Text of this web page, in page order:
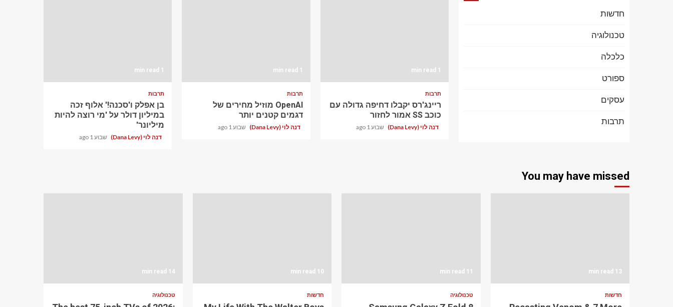
1 min read
תרבות
ריינג'רס יקבלו דחיפה גדולה עם
כוכב SS אמור לחזור
דנה לוי (Dana Levy) שבוע 1 ago
1 min read
תרבות
OpenAI מוזיל מחירים של
דגמים קטנים יותר
דנה לוי (Dana Levy) שבוע 1 ago
1 min read
תרבות
בן אפלק ו'סכנה!' אלוף זכה
במיליון דולר על 'מי רוצה להיות
מיליונר'
דנה לוי (Dana Levy) שבוע 1 ago
חדשות
טכנולוגיה
כלכלה
ספורט
עסקים
תרבות
You may have missed
13 min read
חדשות
11 min read
טכנולוגיה
10 min read
חדשות
14 min read
טכנולוגיה